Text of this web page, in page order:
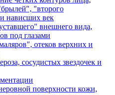
"второго
нависших век
внешнего вида,
под глазами
отеков верхних и
сосудистых звездочек и
поверхности кожи,